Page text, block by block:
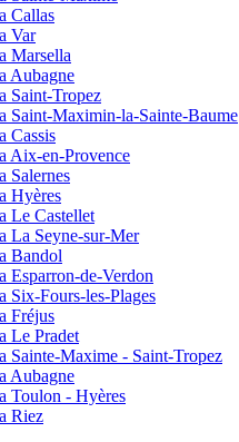
Callas
Var
Marsella
Aubagne
Saint-Tropez
Saint-Maximin-la-Sainte-Baume
Cassis
Aix-en-Provence
Salernes
Hyères
Le Castellet
La Seyne-sur-Mer
Bandol
Esparron-de-Verdon
Six-Fours-les-Plages
Fréjus
Le Pradet
Sainte-Maxime - Saint-Tropez
Aubagne
Toulon - Hyères
Riez